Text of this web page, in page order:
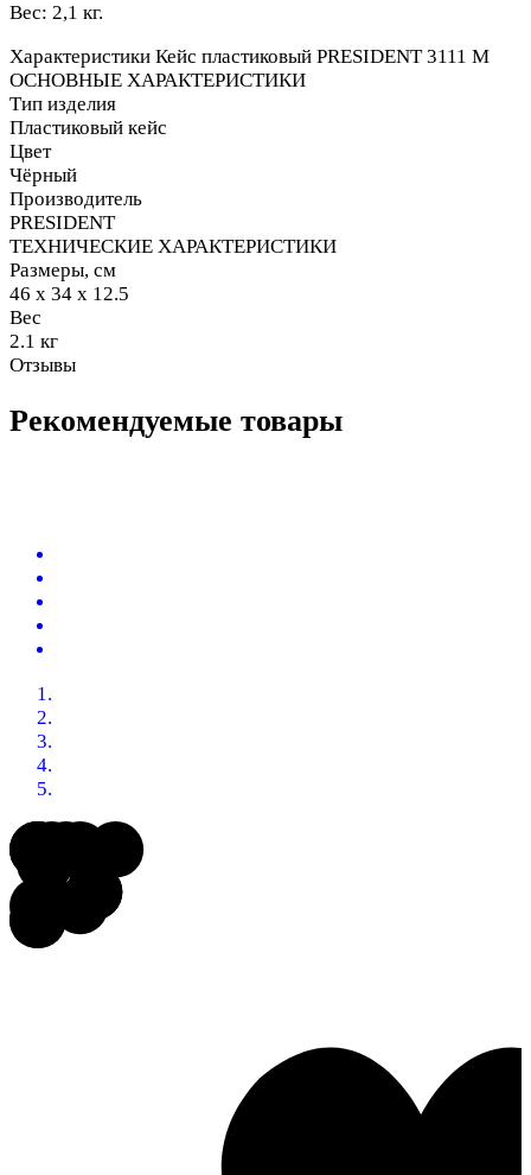
Вес: 2,1 кг.
Характеристики Кейс пластиковый PRESIDENT 3111 М
ОСНОВНЫЕ ХАРАКТЕРИСТИКИ
Тип изделия
Пластиковый кейс
Цвет
Чёрный
Производитель
PRESIDENT
ТЕХНИЧЕСКИЕ ХАРАКТЕРИСТИКИ
Размеры, см
46 х 34 х 12.5
Вес
2.1 кг
Отзывы
Рекомендуемые товары